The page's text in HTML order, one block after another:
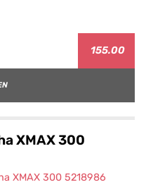
155.00
XMAX 300